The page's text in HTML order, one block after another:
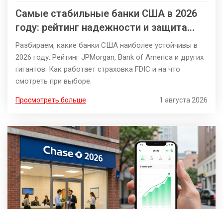
Самые стабильные банки США в 2026
году: рейтинг надежности и защита
вкладов
Разбираем, какие банки США наиболее устойчивы в
2026 году. Рейтинг JPMorgan, Bank of America и других
гигантов. Как работает страховка FDIC и на что
смотреть при выборе.
Просмотреть больше 1 августа 2026